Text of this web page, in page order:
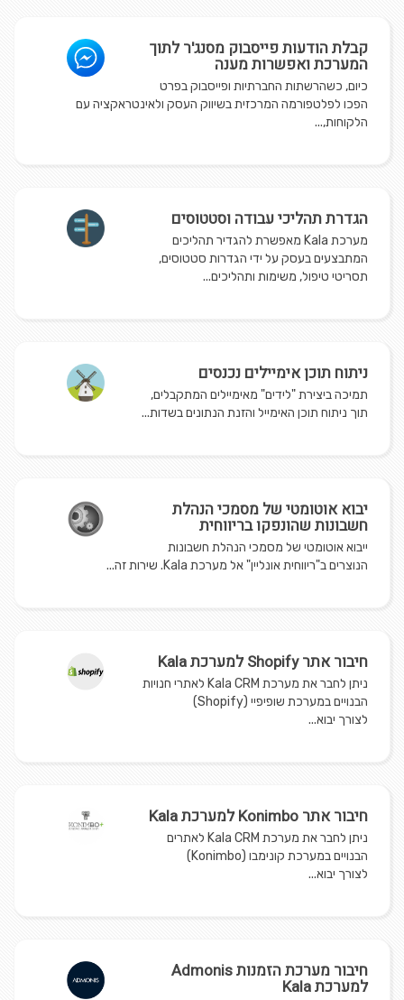
קבלת הודעות פייסבוק מסנג'ר לתוך
המערכת ואפשרות מענה
כיום, כשהרשתות החברתיות ופייסבוק בפרט
הפכו לפלטפורמה המרכזית בשיווק העסק ולאינטראקציה עם
הלקוחות,...
הגדרת תהליכי עבודה וסטטוסים
מערכת Kala מאפשרת להגדיר תהליכים
המתבצעים בעסק על ידי הגדרות סטטוסים,
תסריטי טיפול, משימות ותהליכים...
ניתוח תוכן אימיילים נכנסים
תמיכה ביצירת "לידים" מאימיילים המתקבלים,
תוך ניתוח תוכן האימייל והזנת הנתונים בשדות...
יבוא אוטומטי של מסמכי הנהלת
חשבונות שהונפקו בריווחית
ייבוא אוטומטי של מסמכי הנהלת חשבונות
הנוצרים ב"ריווחית אונליין" אל מערכת Kala. שירות זה...
חיבור אתר Shopify למערכת Kala
ניתן לחבר את מערכת Kala CRM לאתרי חנויות
הבנויים במערכת שופיפיי (Shopify)
לצורך יבוא...
חיבור אתר Konimbo למערכת Kala
ניתן לחבר את מערכת Kala CRM לאתרים
הבנויים במערכת קונימבו (Konimbo)
לצורך יבוא...
חיבור מערכת הזמנות Admonis
למערכת Kala